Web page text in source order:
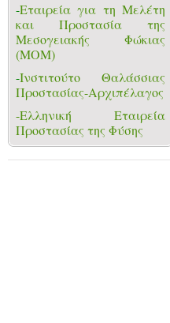
-Εταιρεία για τη Μελέτη
και Προστασία της
Μεσογειακής Φώκιας
(ΜΟΜ)
-Ινστιτούτο Θαλάσσιας
Προστασίας-Αρχιπέλαγος
-Ελληνική Εταιρεία
Προστασίας της Φύσης